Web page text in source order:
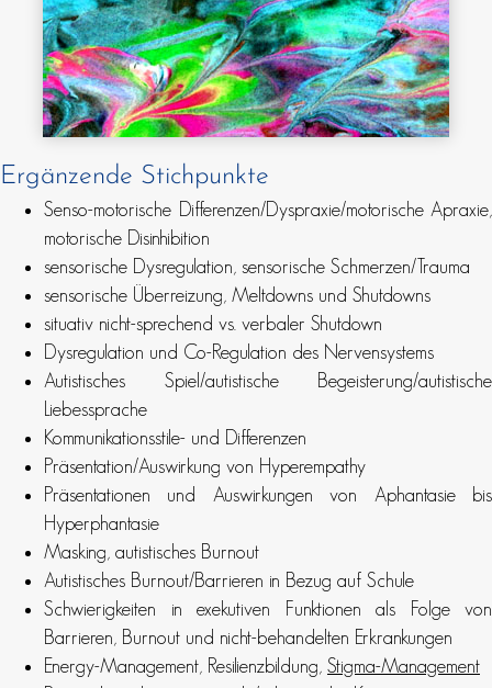
Ergänzende Stichpunkte
Senso-motorische Differenzen/Dyspraxie/motorische Apraxie,
motorische Disinhibition
sensorische Dysregulation, sensorische Schmerzen/Trauma
sensorische Überreizung, Meltdowns und Shutdowns
situativ nicht-sprechend vs. verbaler Shutdown
Dysregulation und Co-Regulation des Nervensystems
Autistisches Spiel/autistische Begeisterung/autistische
Liebessprache
Kommunikationsstile- und Differenzen
Präsentation/Auswirkung von Hyperempathy
Präsentationen und Auswirkungen von Aphantasie bis
Hyperphantasie
Masking, autistisches Burnout
Autistisches Burnout/Barrieren in Bezug auf Schule
Schwierigkeiten in exekutiven Funktionen als Folge von
Barrieren, Burnout und nicht-behandelten Erkrankungen
Energy-Management, Resilienzbildung, Stigma-Management